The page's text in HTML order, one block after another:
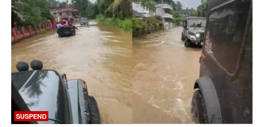
CINEMA
OPINION
PHOTOS
SUSPEND